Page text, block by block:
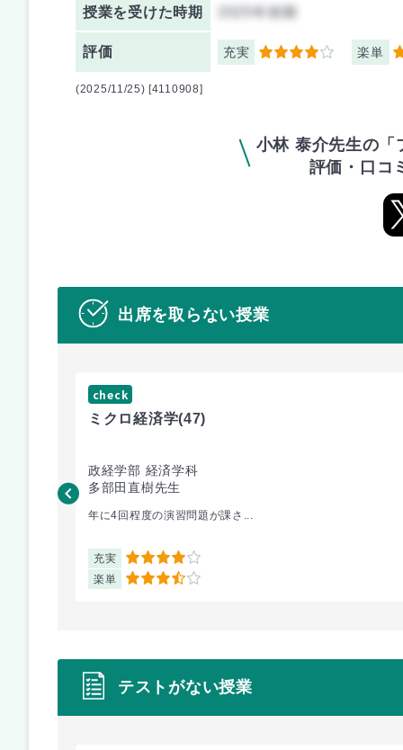
授業を受けた時期
評価 充実 4 楽単 4
(2025/11/25) [4110908]
小林 泰介先生の「
評価・口コ
出席を取らない授業
check
ミクロ経済学(47)
政経学部 経済学科
多部田直樹先生
年に4回程度の演習問題が課さ...
充実 4
楽単 3.5
テストがない授業